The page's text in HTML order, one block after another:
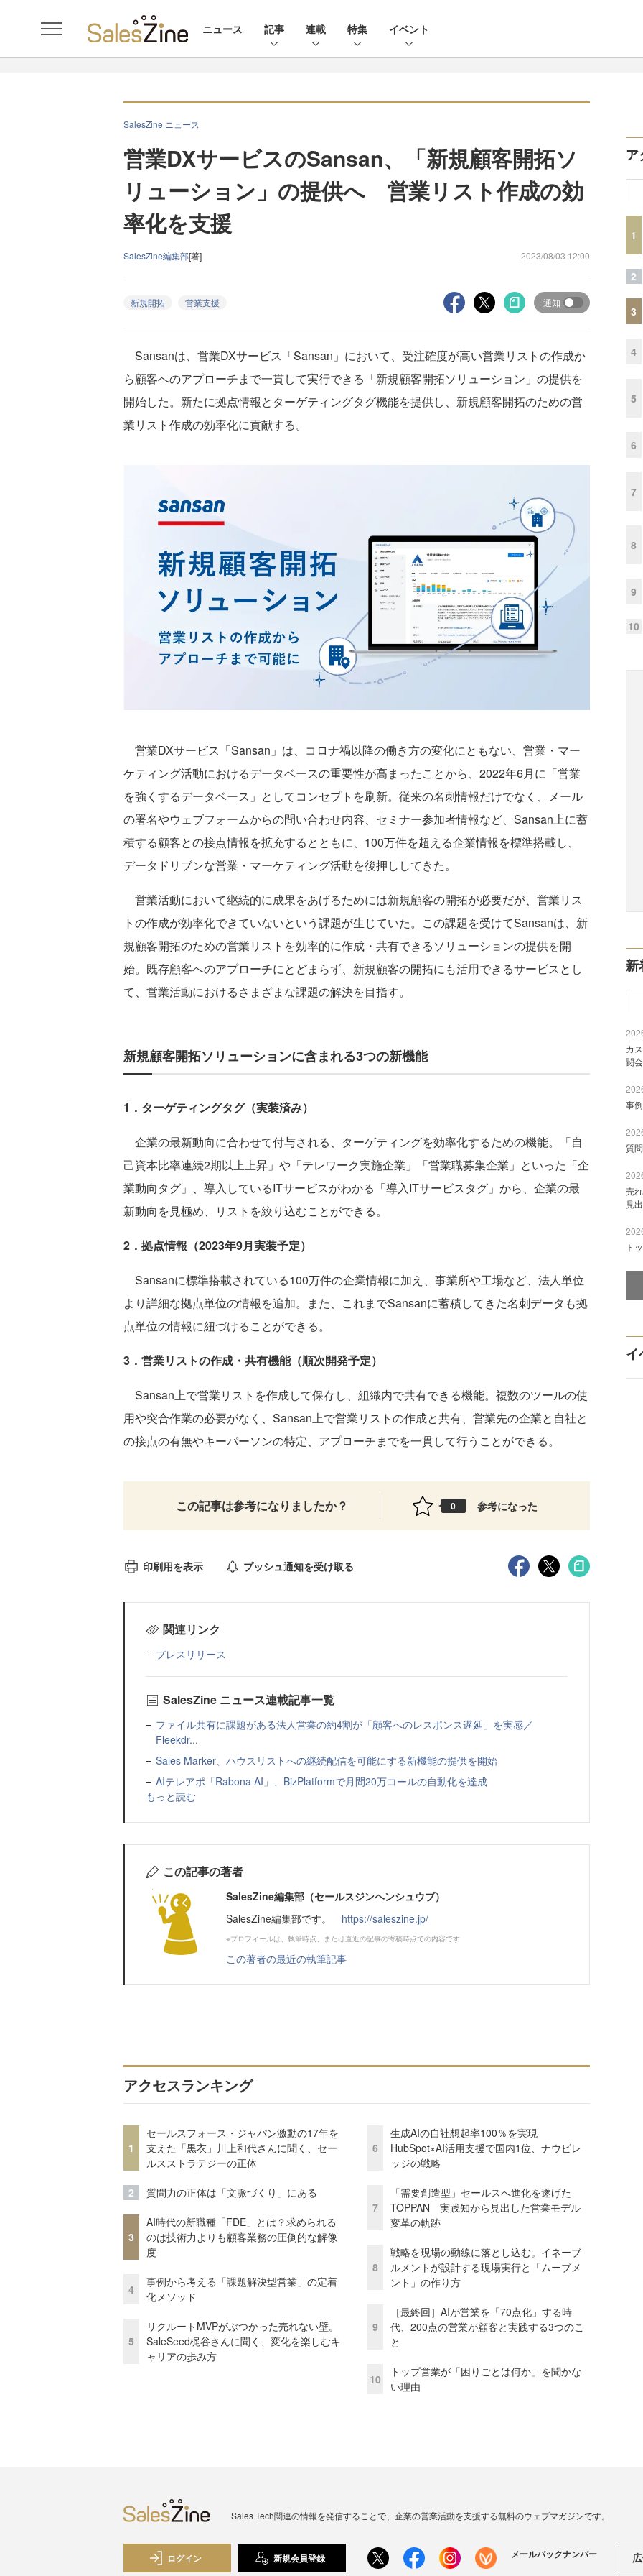
ニュース 記事 連載 特集 イベント
SalesZine ニュース
営業DXサービスのSansan、「新規顧客開拓ソ
リューション」の提供へ 営業リスト作成の効
率化を支援
SalesZine編集部[著] 2023/08/03 12:00
新規開拓 営業支援 通知
Sansanは、営業DXサービス「Sansan」において、受注確度が高い営業リストの作成か
ら顧客へのアプローチまで一貫して実行できる「新規顧客開拓ソリューション」の提供を
開始した。新たに拠点情報とターゲティングタグ機能を提供し、新規顧客開拓のための営
業リスト作成の効率化に貢献する。
営業DXサービス「Sansan」は、コロナ禍以降の働き方の変化にともない、営業・マー
ケティング活動におけるデータベースの重要性が高まったことから、2022年6月に「営業
を強くするデータベース」としてコンセプトを刷新。従来の名刺情報だけでなく、メール
の署名やウェブフォームからの問い合わせ内容、セミナー参加者情報など、Sansan上に蓄
積する顧客との接点情報を拡充するとともに、100万件を超える企業情報を標準搭載し、
データドリブンな営業・マーケティング活動を後押ししてきた。
営業活動において継続的に成果をあげるためには新規顧客の開拓が必要だが、営業リス
トの作成が効率化できていないという課題が生じていた。この課題を受けてSansanは、新
規顧客開拓のための営業リストを効率的に作成・共有できるソリューションの提供を開
始。既存顧客へのアプローチにとどまらず、新規顧客の開拓にも活用できるサービスとし
て、営業活動におけるさまざまな課題の解決を目指す。
新規顧客開拓ソリューションに含まれる3つの新機能
1．ターゲティングタグ（実装済み）
企業の最新動向に合わせて付与される、ターゲティングを効率化するための機能。「自
己資本比率連続2期以上上昇」や「テレワーク実施企業」「営業職募集企業」といった「企
業動向タグ」、導入しているITサービスがわかる「導入ITサービスタグ」から、企業の最
新動向を見極め、リストを絞り込むことができる。
2．拠点情報（2023年9月実装予定）
Sansanに標準搭載されている100万件の企業情報に加え、事業所や工場など、法人単位
より詳細な拠点単位の情報を追加。また、これまでSansanに蓄積してきた名刺データも拠
点単位の情報に紐づけることができる。
3．営業リストの作成・共有機能（順次開発予定）
Sansan上で営業リストを作成して保存し、組織内で共有できる機能。複数のツールの使
用や突合作業の必要がなく、Sansan上で営業リストの作成と共有、営業先の企業と自社と
の接点の有無やキーパーソンの特定、アプローチまでを一貫して行うことができる。
この記事は参考になりましたか？ 0 参考になった
印刷用を表示 プッシュ通知を受け取る
関連リンク
プレスリリース
SalesZine ニュース連載記事一覧
ファイル共有に課題がある法人営業の約4割が「顧客へのレスポンス遅延」を実感／
Fleekdr...
Sales Marker、ハウスリストへの継続配信を可能にする新機能の提供を開始
AIテレアポ「Rabona AI」、BizPlatformで月間20万コールの自動化を達成
もっと読む
この記事の著者
SalesZine編集部（セールスジンヘンシュウブ）
SalesZine編集部です。 https://saleszine.jp/
※プロフィールは、執筆時点、または直近の記事の寄稿時点での内容です
この著者の最近の執筆記事
アクセスランキング
1
セールスフォース・ジャパン激動の17年を
支えた「黒衣」川上和代さんに聞く、セー
ルスストラテジーの正体
2 質問力の正体は「文脈づくり」にある
3
AI時代の新職種「FDE」とは？求められる
のは技術力よりも顧客業務の圧倒的な解像
度
4
事例から考える「課題解決型営業」の定着
化メソッド
5
リクルートMVPがぶつかった売れない壁。
SaleSeed梶谷さんに聞く、変化を楽しむキ
ャリアの歩み方
6
生成AIの自社想起率100％を実現
HubSpot×AI活用支援で国内1位、ナウビレ
ッジの戦略
7
「需要創造型」セールスへ進化を遂げた
TOPPAN 実践知から見出した営業モデル
変革の軌跡
8
戦略を現場の動線に落とし込む。イネーブ
ルメントが設計する現場実行と「ムーブメ
ント」の作り方
9
［最終回］AIが営業を「70点化」する時
代、200点の営業が顧客と実践する3つのこ
と
10
トップ営業が「困りごとは何か」を聞かな
い理由
ア
1
2
3
4
5
6
7
8
9
10
新
カ
闘
事
質
売
見
ト
イ
Sales Tech関連の情報を発信することで、企業の営業活動を支援する無料のウェブマガジンです。
ログイン 新規会員登録 メールバックナンバー